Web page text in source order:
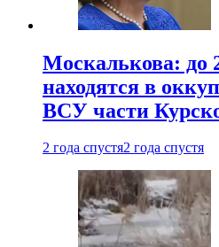
Москалькова: до
находятся в
ВСУ части
2 года спустя2 года спустя